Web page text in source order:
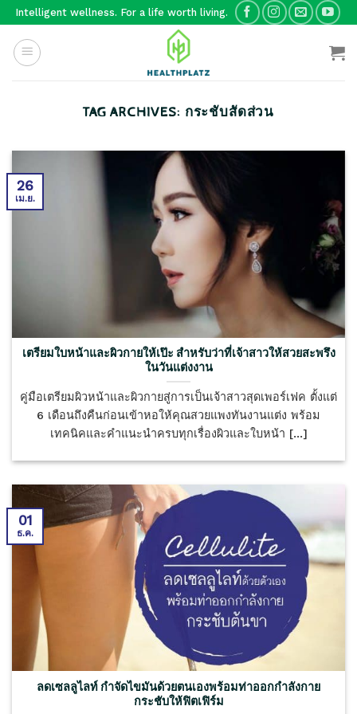
Skip
content
Intelligent wellness. For a life worth living.
TAG ARCHIVES: กระชับสัดส่วน
เตรียมใบหน้าและผิวกายให้เป๊ะ สำหรับว่าที่เจ้าสาวให้สวยสะพรึง
ในวันแต่งงาน
คู่มือเตรียมผิวหน้าและผิวกายสู่การเป็นเจ้าสาวสุดเพอร์เฟค ตั้งแต่
6 เดือนถึงคืนก่อนเข้าหอให้คุณสวยแพงทันงานแต่ง พร้อม
เทคนิคและคำแนะนำครบทุกเรื่องผิวและใบหน้า [...]
26
เม.ย.
ลดเซลลูไลท์ กำจัดไขมันด้วยตนเองพร้อมท่าออกกำลังกาย
กระชับให้ฟิตเฟิร์ม
01
ธ.ค.